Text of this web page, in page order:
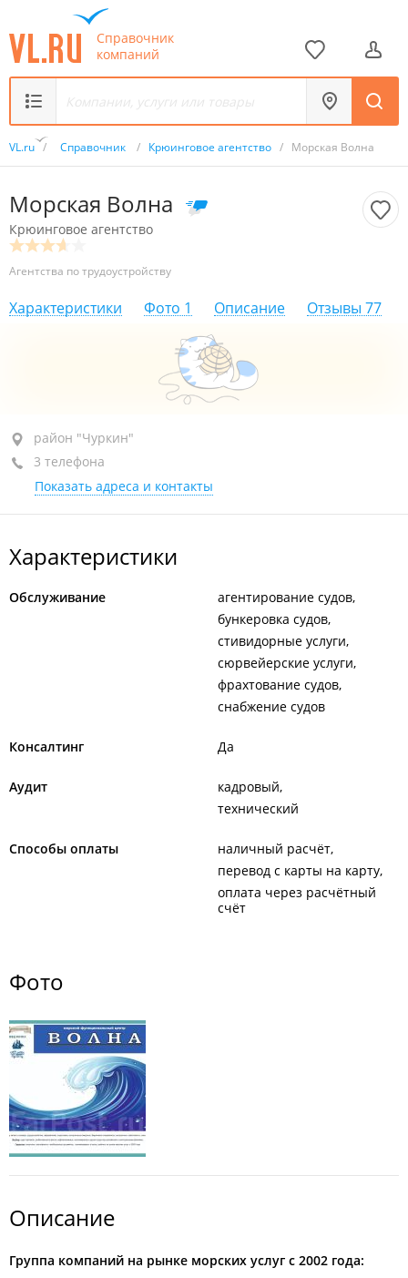
Справочник
компаний
VL.ru / Справочник / Крюинговое агентство / Морская Волна
Морская Волна
Крюинговое агентство
Агентства по трудоустройству
Характеристики Фото 1 Описание Отзывы 77
район "Чуркин", ул. Калинина, 42
здание "Дальрыбтехцентр", 4-й этаж, оф. 408
+7 (423) 227-95-23
+7 (423) 299-45-92
район "Чуркин"
3 телефона
Показать адреса и контакты
Характеристики
Обслуживание
агентирование судов
бункеровка судов
стивидорные услуги
сюрвейерские услуги
фрахтование судов
снабжение судов
Консалтинг Да
Аудит
кадровый
технический
Способы оплаты
наличный расчёт
перевод с карты на карту
оплата через расчётный
счёт
Фото
Описание
Группа компаний на рынке морских услуг c 2002 года: